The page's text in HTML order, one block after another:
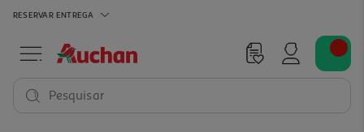
RESERVAR ENTREGA
Pesquisar